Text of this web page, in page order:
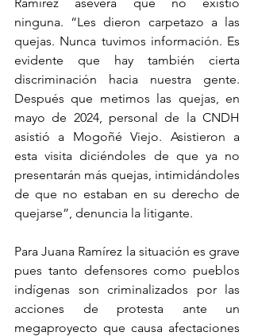
ninguna. “Les dieron carpetazo a las
quejas. Nunca tuvimos información. Es
evidente que hay también cierta
discriminación hacia nuestra gente.
Después que metimos las quejas, en
mayo de 2024, personal de la CNDH
asistió a Mogoñé Viejo. Asistieron a
esta visita diciéndoles de que ya no
presentarán más quejas, intimidándoles
de que no estaban en su derecho de
quejarse”, denuncia la litigante.
Para Juana Ramírez la situación es grave
pues tanto defensores como pueblos
indígenas son criminalizados por las
acciones de protesta ante un
megaproyecto que causa afectaciones